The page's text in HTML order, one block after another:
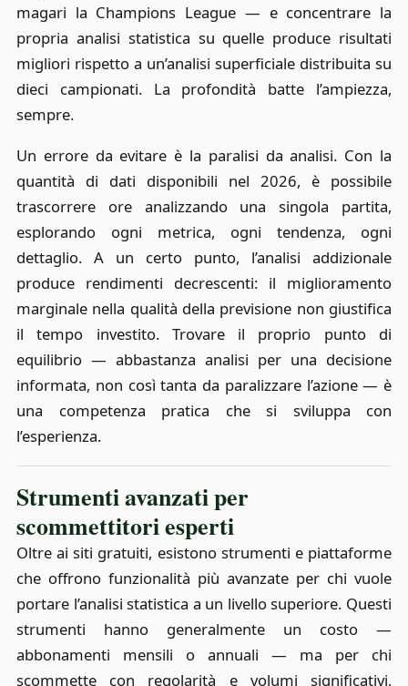
magari la Champions League — e concentrare la
propria analisi statistica su quelle produce risultati
migliori rispetto a un’analisi superficiale distribuita su
dieci campionati. La profondità batte l’ampiezza,
sempre.
Un errore da evitare è la paralisi da analisi. Con la
quantità di dati disponibili nel 2026, è possibile
trascorrere ore analizzando una singola partita,
esplorando ogni metrica, ogni tendenza, ogni
dettaglio. A un certo punto, l’analisi addizionale
produce rendimenti decrescenti: il miglioramento
marginale nella qualità della previsione non giustifica
il tempo investito. Trovare il proprio punto di
equilibrio — abbastanza analisi per una decisione
informata, non così tanta da paralizzare l’azione — è
una competenza pratica che si sviluppa con
l’esperienza.
Strumenti avanzati per
scommettitori esperti
Oltre ai siti gratuiti, esistono strumenti e piattaforme
che offrono funzionalità più avanzate per chi vuole
portare l’analisi statistica a un livello superiore. Questi
strumenti hanno generalmente un costo —
abbonamenti mensili o annuali — ma per chi
scommette con regolarità e volumi significativi,